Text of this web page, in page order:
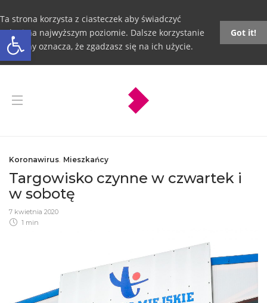
Otwórz pasek narzędzi
Ta strona korzysta z ciasteczek aby świadczyć
usługi na najwyższym poziomie. Dalsze korzystanie
ze strony oznacza, że zgadzasz się na ich użycie.
Got it!
Koronawirus, Mieszkańcy
Targowisko czynne w czwartek i
w sobotę
7 kwietnia 2020
1 min